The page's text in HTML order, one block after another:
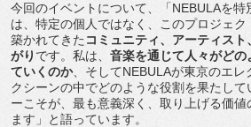
今回のイベントについて、「NEBULAを特
は、特定の個人ではなく、
このプロジェク
築かれてきた コミュニティ、アーティス
がり です。私は、 音楽を通 じて人々がど
ていくのか、 そしてNEBULAが東京のエレ
クシーンの中でどのような役割を果たして
ーこそが 、最も意義深く、取り上げる価
ます」
と語っています。